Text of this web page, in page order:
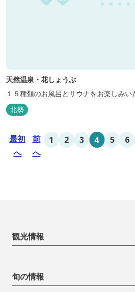
天然温泉・花しょうぶ
１５種類のお風呂とサウナをお楽しみい
北勢
最初
へ
前
へ
1 2 3 4 5 6
観光情報
旬の情報